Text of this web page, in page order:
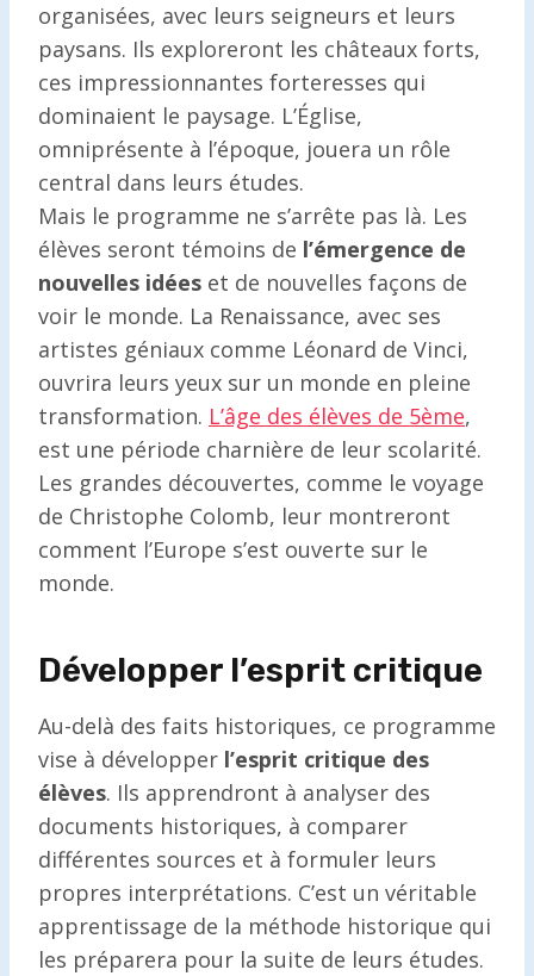
organisées, avec leurs seigneurs et leurs
paysans. Ils exploreront les châteaux forts,
ces impressionnantes forteresses qui
dominaient le paysage. L’Église,
omniprésente à l’époque, jouera un rôle
central dans leurs études.
Mais le programme ne s’arrête pas là. Les
élèves seront témoins de l’émergence de
nouvelles idées et de nouvelles façons de
voir le monde. La Renaissance, avec ses
artistes géniaux comme Léonard de Vinci,
ouvrira leurs yeux sur un monde en pleine
transformation. L’âge des élèves de 5ème,
est une période charnière de leur scolarité.
Les grandes découvertes, comme le voyage
de Christophe Colomb, leur montreront
comment l’Europe s’est ouverte sur le
monde.
Développer l’esprit critique
Au-delà des faits historiques, ce programme
vise à développer l’esprit critique des
élèves. Ils apprendront à analyser des
documents historiques, à comparer
différentes sources et à formuler leurs
propres interprétations. C’est un véritable
apprentissage de la méthode historique qui
les préparera pour la suite de leurs études.